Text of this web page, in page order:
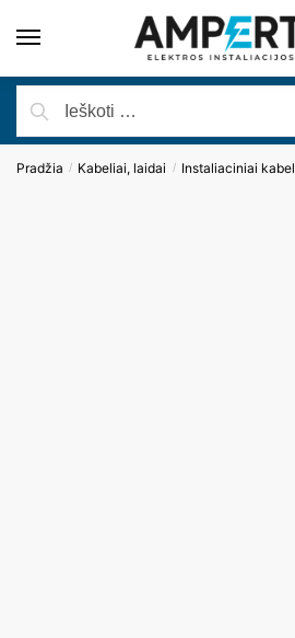
Pradžia / Kabeliai, laidai / Instaliaciniai